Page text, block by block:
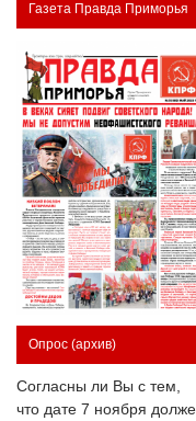
Газета Правда Приморья
Опрос (архив)
Согласны ли Вы с тем,
что дате 7 ноября